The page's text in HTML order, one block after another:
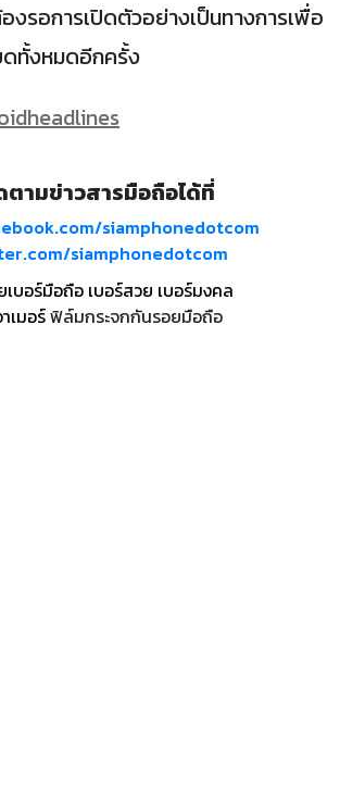
งรอการเปิดตัวอย่างเป็นทางการเพื่อ
ดทั้งหมดอีกครั้ง
ามข่าวสารมือถือได้ที่
siamphonedotcom
siamphonedotcom
เบอร์มือถือ เบอร์สวย เบอร์มงคล
เมอร์ฟิล์มกระจกกันรอยมือถือ